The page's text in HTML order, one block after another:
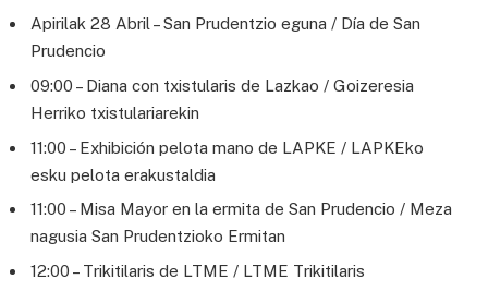
Apirilak 28 Abril – San Prudentzio eguna / Día de San
Prudencio
09:00 – Diana con txistularis de Lazkao / Goizeresia
Herriko txistulariarekin
11:00 – Exhibición pelota mano de LAPKE / LAPKEko
esku pelota erakustaldia
11:00 – Misa Mayor en la ermita de San Prudencio / Meza
nagusia San Prudentzioko Ermitan
12:00 – Trikitilaris de LTME / LTME Trikitilaris